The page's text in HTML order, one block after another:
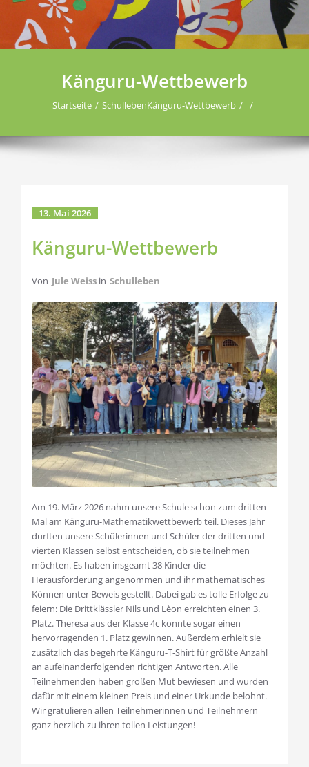
Känguru-Wettbewerb
Startseite SchullebenKänguru-Wettbewerb
13. Mai 2026
Känguru-Wettbewerb
Von Jule Weiss in Schulleben
Am 19. März 2026 nahm unsere Schule schon zum dritten
Mal am Känguru-Mathematikwettbewerb teil. Dieses Jahr
durften unsere Schülerinnen und Schüler der dritten und
vierten Klassen selbst entscheiden, ob sie teilnehmen
möchten. Es haben insgeamt 38 Kinder die
Herausforderung angenommen und ihr mathematisches
Können unter Beweis gestellt. Dabei gab es tolle Erfolge zu
feiern: Die Drittklässler Nils und Lèon erreichten einen 3.
Platz. Theresa aus der Klasse 4c konnte sogar einen
hervorragenden 1. Platz gewinnen. Außerdem erhielt sie
zusätzlich das begehrte Känguru-T-Shirt für größte Anzahl
an aufeinanderfolgenden richtigen Antworten. Alle
Teilnehmenden haben großen Mut bewiesen und wurden
dafür mit einem kleinen Preis und einer Urkunde belohnt.
Wir gratulieren allen Teilnehmerinnen und Teilnehmern
ganz herzlich zu ihren tollen Leistungen!